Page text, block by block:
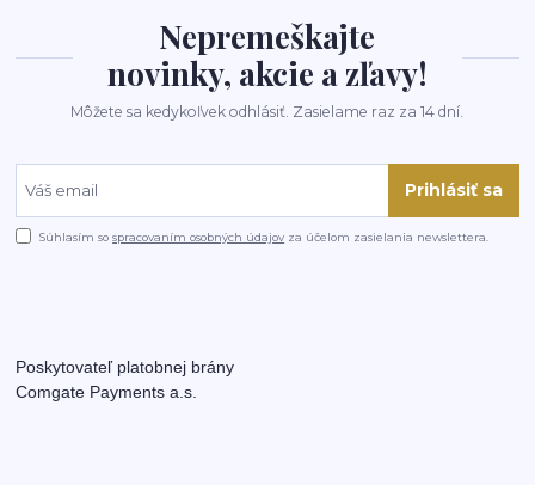
Nepremeškajte
novinky, akcie a zľavy!
Môžete sa kedykoľvek odhlásiť. Zasielame raz za 14 dní.
Prihlásiť sa
Súhlasím sospracovaním osobných údajov za účelom zasielania newslettera.
Poskytovateľ platobnej brány
Comgate Payments a.s.